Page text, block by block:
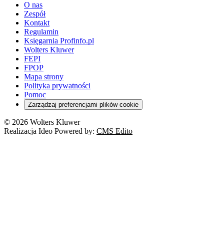
O nas
Zespół
Kontakt
Regulamin
Księgarnia Profinfo.pl
Wolters Kluwer
FEPI
FPOP
Mapa strony
Polityka prywatności
Pomoc
Zarządzaj preferencjami plików cookie
© 2026 Wolters Kluwer
Realizacja Ideo Powered by: CMS Edito